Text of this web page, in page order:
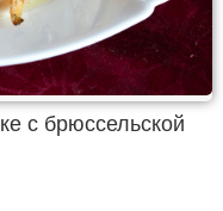
с брюссельской